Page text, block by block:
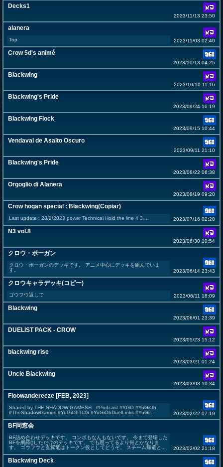
Decks1
2023/11/13 23:50
alanera
Top 2023/11/03 02:40
Crow 5d's animé
2023/10/13 04:25
Blackwing
2023/10/10 11:16
Blackwing's Pride
2023/09/24 16:19
Blackwing Flock
2023/09/15 10:44
Vendaval de Asalto Oscuro
2023/09/11 21:10
Blackwing's Pride
2023/08/22 06:38
Orgoglio di Alanera
2023/08/19 09:20
Crow hogan special : Blackwing(Copiar)
Last update : 28/2/2023 power Technical Hold the line 4 3 ... 2023/07/16 02:28
N3 vol.8
2023/06/30 10:54
クロウ・ボーガン
クロウ・ボーガンのデッキです。 アニメ中心にデッキを組んでいま
す。
2023/06/14 23:43
クロウキャラデッキ(コピー)
ゴウフウ返して 2023/06/11 18:09
Blackwing
2023/06/01 23:39
DUELIST PACK - CROW
2023/05/23 15:12
blackwing rise
2023/03/21 01:24
Uncle Blackwing
2023/03/03 10:34
Floowandereeze [FEB, 2023]
Shared by THE SHADOW GAMES® #Podcast #YGO #YuGiOh
#TheShadowGames #YuGiOhTCG #YuGiOhDuelLinks #YuGi...
2023/02/22 07:19
BF同窓会
BF詰め合わせデッキです。 コンボもなんもないです。 今まで登場した
BFを網羅()しただけのデッキです。 でも思ってるより何とかなりま
す。 ゴウフウと玄翼竜はトークン役としてどうぞ。 スチーム帰還と...
2023/02/02 21:18
Blackwing Deck